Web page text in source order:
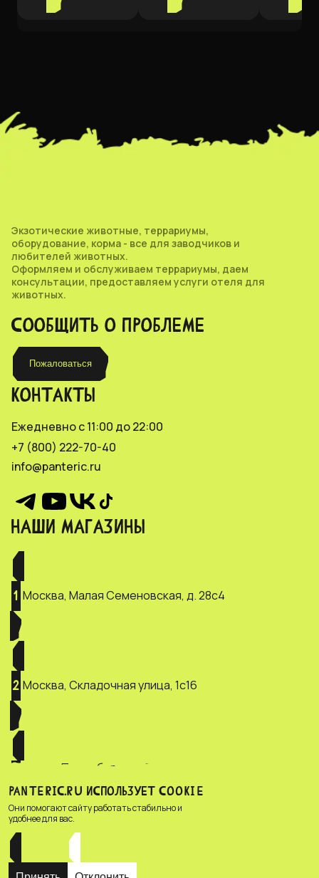
Экзотические животные, террариумы,
оборудование, корма - все для заводчиков и
любителей животных.
Оформляем и обслуживаем террариумы, даем
консультации, предоставляем услуги отеля для
животных.
СООБЩИТЬ О ПРОБЛЕМЕ
Пожаловаться
НАШИ МАГАЗИНЫ
1 Москва, Малая Семеновская, д. 28с4
2 Москва, Складочная улица, 1с16
Санкт-Петербург, ул. Зверинская, д.
2/5
КОНТАКТЫ
Ежедневно с 11:00 до 22:00
+7 (800) 222-70-40
info@panteric.ru
PANTERIC.RU ИСПОЛЬЗУЕТ COOKIE
Они помогают сайту работать стабильно и
удобнее для вас.